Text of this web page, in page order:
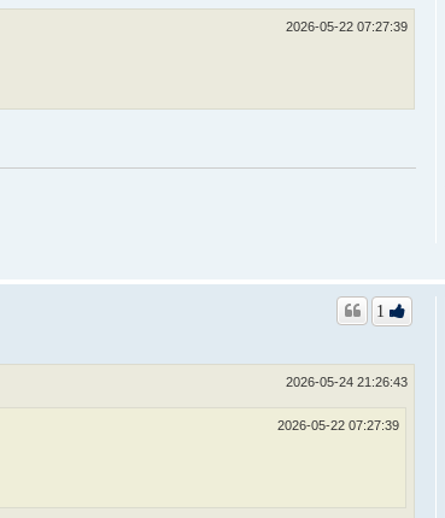
2026-05-22 07:27:39
1
2026-05-24 21:26:43
2026-05-22 07:27:39